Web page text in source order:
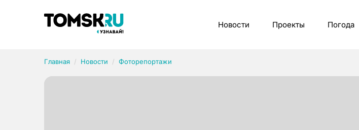
Новости Проекты Погода
Главная Новости Фоторепортажи
Рубрики